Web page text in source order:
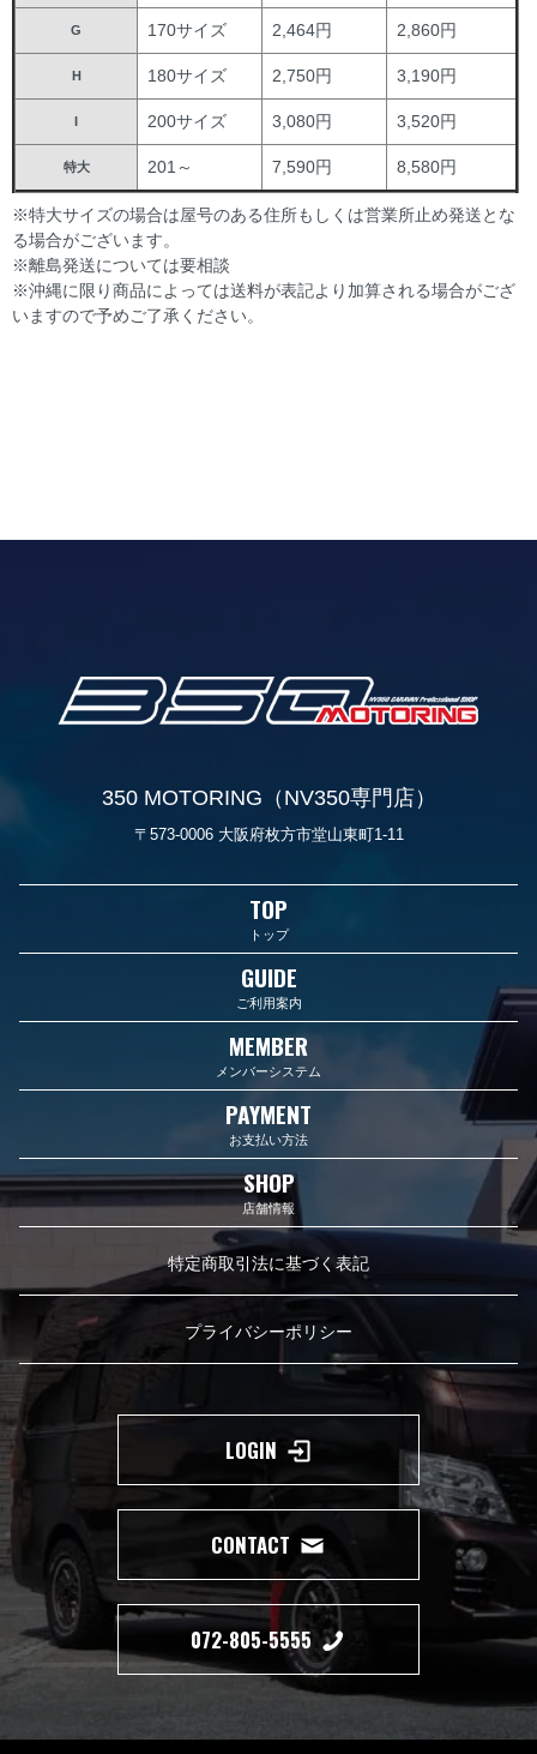
G 170サイズ 2,464円 2,860円
H 180サイズ 2,750円 3,190円
I 200サイズ 3,080円 3,520円
特大 201～ 7,590円 8,580円
※特大サイズの場合は屋号のある住所もしくは営業所止め発送とな
る場合がございます。
※離島発送については要相談
※沖縄に限り商品によっては送料が表記より加算される場合がござ
いますので予めご了承ください。
350 MOTORING（NV350専門店）
〒573-0006 大阪府枚方市堂山東町1-11
TOP
トップ
GUIDE
ご利用案内
MEMBER
メンバーシステム
PAYMENT
お支払い方法
SHOP
店舗情報
特定商取引法に基づく表記
プライバシーポリシー
LOGIN
CONTACT
072-805-5555